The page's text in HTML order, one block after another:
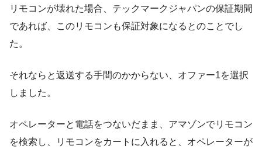
リモコンが壊れた場合、テックマークジャパンの保証期間
であれば、このリモコンも保証対象になるとのことでし
た。
それならと返送する手間のかからない、オファー1を選択
しました。
オペレーターと電話をつないだまま、アマゾンでリモコン
を検索し、リモコンをカートに入れると、オペレーターが